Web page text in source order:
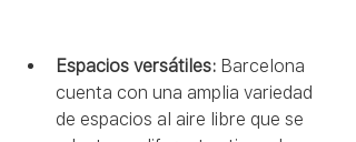
Espacios versátiles: Barcelona
cuenta con una amplia variedad
de espacios al aire libre que se